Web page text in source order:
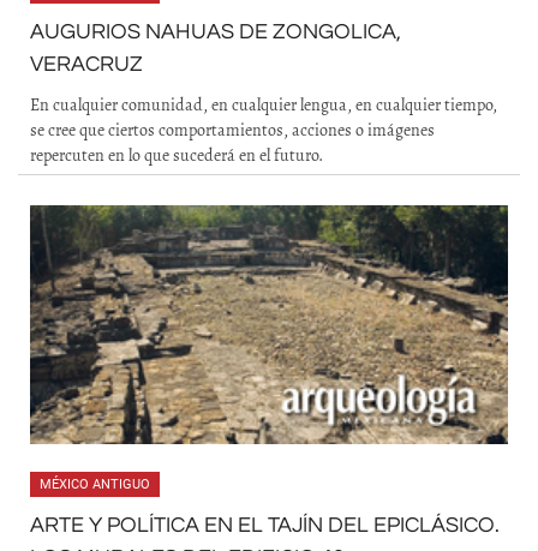
AUGURIOS NAHUAS DE ZONGOLICA,
VERACRUZ
En cualquier comunidad, en cualquier lengua, en cualquier tiempo,
se cree que ciertos comportamientos, acciones o imágenes
repercuten en lo que sucederá en el futuro.
MÉXICO ANTIGUO
ARTE Y POLÍTICA EN EL TAJÍN DEL EPICLÁSICO.